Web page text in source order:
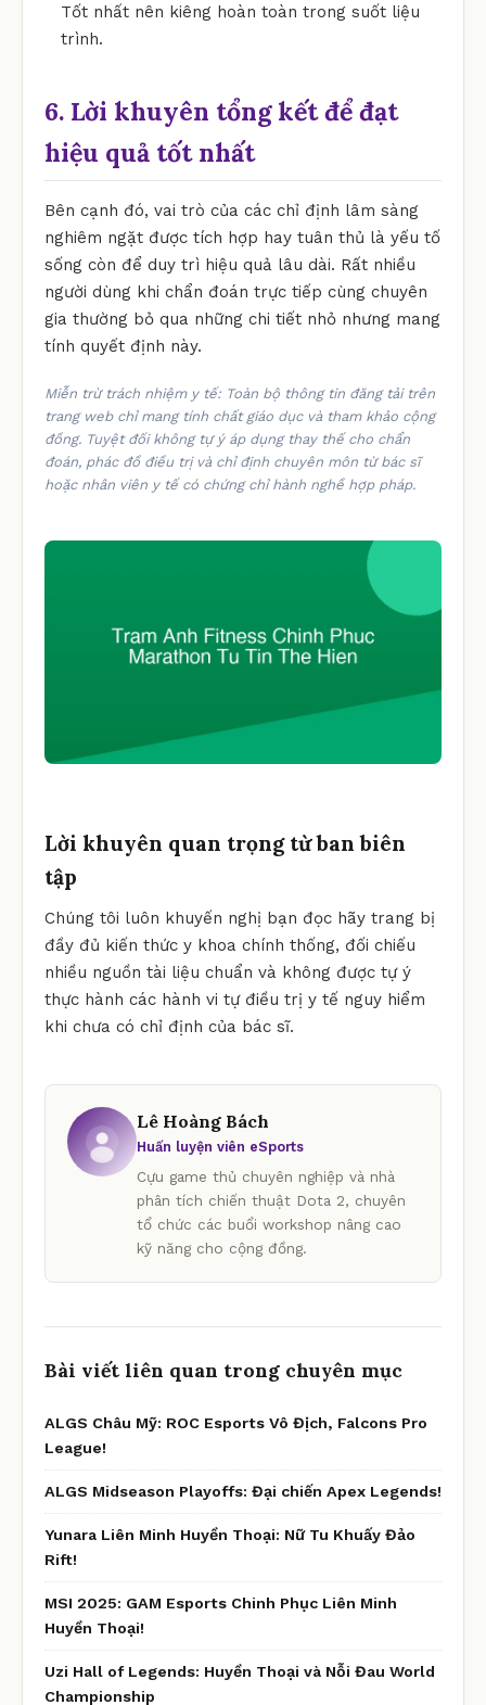
Tốt nhất nên kiêng hoàn toàn trong suốt liệu
trình.
6. Lời khuyên tổng kết để đạt
hiệu quả tốt nhất
Bên cạnh đó, vai trò của các chỉ định lâm sàng
nghiêm ngặt được tích hợp hay tuân thủ là yếu tố
sống còn để duy trì hiệu quả lâu dài. Rất nhiều
người dùng khi chẩn đoán trực tiếp cùng chuyên
gia thường bỏ qua những chi tiết nhỏ nhưng mang
tính quyết định này.
Miễn trừ trách nhiệm y tế: Toàn bộ thông tin đăng tải trên
trang web chỉ mang tính chất giáo dục và tham khảo cộng
đồng. Tuyệt đối không tự ý áp dụng thay thế cho chẩn
đoán, phác đồ điều trị và chỉ định chuyên môn từ bác sĩ
hoặc nhân viên y tế có chứng chỉ hành nghề hợp pháp.
Lời khuyên quan trọng từ ban biên
tập
Chúng tôi luôn khuyến nghị bạn đọc hãy trang bị
đầy đủ kiến thức y khoa chính thống, đối chiếu
nhiều nguồn tài liệu chuẩn và không được tự ý
thực hành các hành vi tự điều trị y tế nguy hiểm
khi chưa có chỉ định của bác sĩ.
Lê Hoàng Bách
Huấn luyện viên eSports
Cựu game thủ chuyên nghiệp và nhà
phân tích chiến thuật Dota 2, chuyên
tổ chức các buổi workshop nâng cao
kỹ năng cho cộng đồng.
Bài viết liên quan trong chuyên mục
ALGS Châu Mỹ: ROC Esports Vô Địch, Falcons Pro
League!
ALGS Midseason Playoffs: Đại chiến Apex Legends!
Yunara Liên Minh Huyền Thoại: Nữ Tu Khuấy Đảo
Rift!
MSI 2025: GAM Esports Chinh Phục Liên Minh
Huyền Thoại!
Uzi Hall of Legends: Huyền Thoại và Nỗi Đau World
Championship